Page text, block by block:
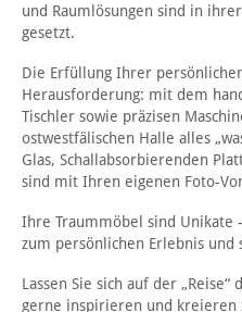
und Raumlösungen sind in
gesetzt.
Die Erfüllung Ihrer
Herausforderung: mit dem
Tischler sowie präzisen
ostwestfälischen Halle alles
Glas, Schallabsorbierenden
sind mit Ihren eigenen Foto-
Ihre Traummöbel sind Unikate
zum persönlichen Erlebnis und
Lassen Sie sich auf der
gerne inspirieren und kreieren